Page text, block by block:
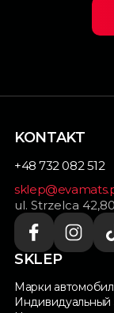
SKLEP
Марки
Индивидуальный
KONTAKT
+48 732 082 512
ul. Strzelca